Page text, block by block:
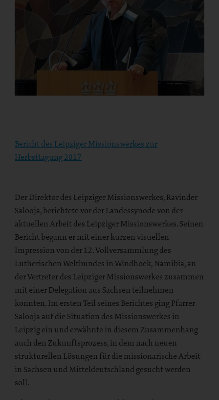
Bericht des Leipziger Missionswerkes zur
Herbsttagung 2017
Der Direktor des Leipziger Missionswerkes, Ravinder
Salooja, berichtete vor der Landessynode von der
aktuellen Arbeit des Leipziger Missionswerkes. Seinen
Bericht begann er mit einer kurzen visuellen
Impression von der 12. Vollversammlung des
Lutherischen Weltbundes in Windhoek, Namibia, an
der Vertreter des Leipziger Missionswerkes zusammen
mit einer Delegation aus Sachsen teilnehmen
konnten. Im ersten Teil seines Berichtes ging Pfarrer
Salooja auf die Situation des Missionswerkes in
Leipzig ein und erwähnte in diesem Zusammenhang
auch den Zukunftsprozess, in dem nach neuen
strukturellen Lösungen für die missionarische Arbeit
in Sachsen und Mitteldeutschland gesucht werden
soll.